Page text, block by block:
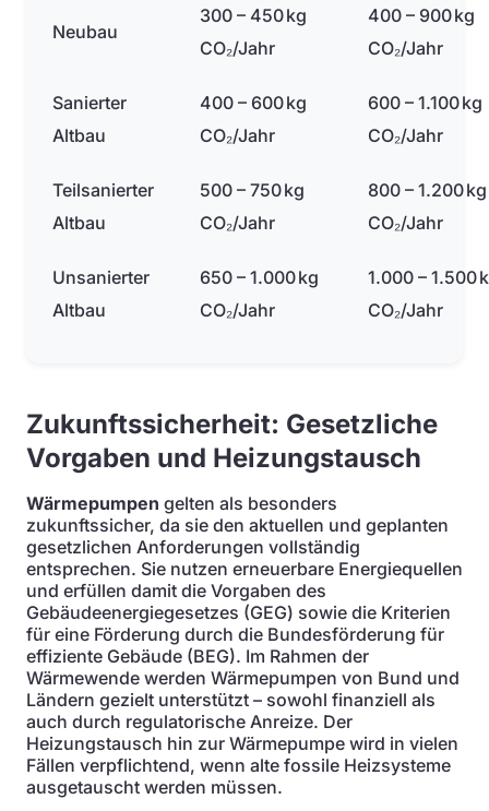
Neubau
300 – 450 kg
CO₂/Jahr
400 – 900 kg
CO₂/Jahr
Sanierter
Altbau
400 – 600 kg
CO₂/Jahr
600 – 1.100 kg
CO₂/Jahr
Teilsanierter
Altbau
500 – 750 kg
CO₂/Jahr
800 – 1.200 kg
CO₂/Jahr
Unsanierter
Altbau
650 – 1.000 kg
CO₂/Jahr
1.000 – 1.500
CO₂/Jahr
Zukunftssicherheit: Gesetzliche
Vorgaben und Heizungstausch
Wärmepumpen gelten als besonders
zukunftssicher, da sie den aktuellen und geplanten
gesetzlichen Anforderungen vollständig
entsprechen. Sie nutzen erneuerbare Energiequellen
und erfüllen damit die Vorgaben des
Gebäudeenergiegesetzes (GEG) sowie die Kriterien
für eine Förderung durch die Bundesförderung für
effiziente Gebäude (BEG). Im Rahmen der
Wärmewende werden Wärmepumpen von Bund und
Ländern gezielt unterstützt – sowohl finanziell als
auch durch regulatorische Anreize. Der
Heizungstausch hin zur Wärmepumpe wird in vielen
Fällen verpflichtend, wenn alte fossile Heizsysteme
ausgetauscht werden müssen.